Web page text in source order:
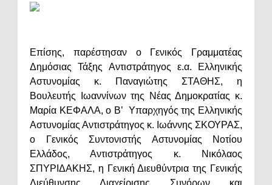
Επίσης, παρέστησαν ο Γενικός Γραμματέας
Δημόσιας Τάξης Αντιστράτηγος ε.α. Ελληνικής
Αστυνομίας κ. Παναγιώτης ΣΤΑΘΗΣ, η
Βουλευτής Ιωαννίνων της Νέας Δημοκρατίας κ.
Μαρία ΚΕΦΑΛΑ, ο Β’ Υπαρχηγός της Ελληνικής
Αστυνομίας Αντιστράτηγος κ. Ιωάννης ΣΚΟΥΡΑΣ,
ο Γενικός Συντονιστής Αστυνομίας Νοτίου
Ελλάδος, Αντιστράτηγος κ. Νικόλαος
ΣΠΥΡΙΔΑΚΗΣ, η Γενική Διευθύντρια της Γενικής